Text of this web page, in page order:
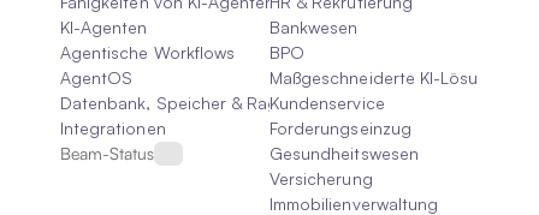
KI-Agenten
Agentische Workflows
AgentOS
Datenbank, Speicher & Rag
Integrationen
Beam-Status
Bankwesen
BPO
Maßgeschneiderte KI-Lösungen
Kundenservice
Forderungseinzug
Gesundheitswesen
Versicherung
Immobilienverwaltung